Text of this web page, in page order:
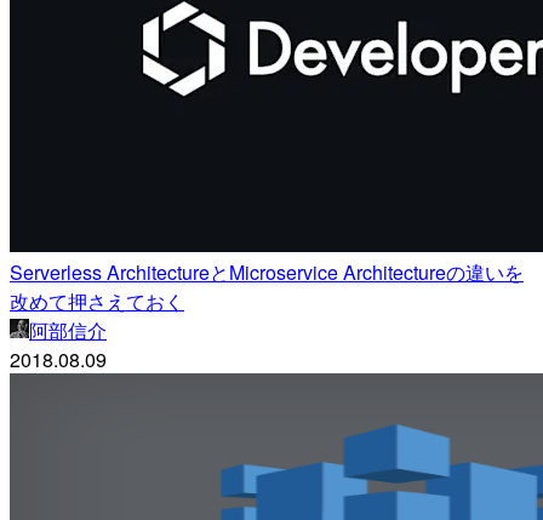
Serverless ArchitectureとMicroservice Architectureの違いを
改めて押さえておく
阿部信介
2018.08.09